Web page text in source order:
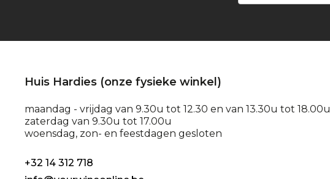
Huis Hardies (onze fysieke winkel)
maandag - vrijdag van 9.30u tot 12.30 en van 13.30u tot 18.00u
zaterdag van 9.30u tot 17.00u
woensdag, zon- en feestdagen gesloten
+32 14 312 718